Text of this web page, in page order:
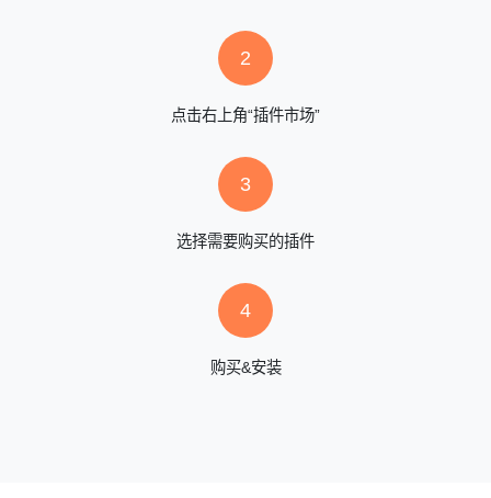
2
点击右上角“插件市场”
3
选择需要购买的插件
4
购买&安装